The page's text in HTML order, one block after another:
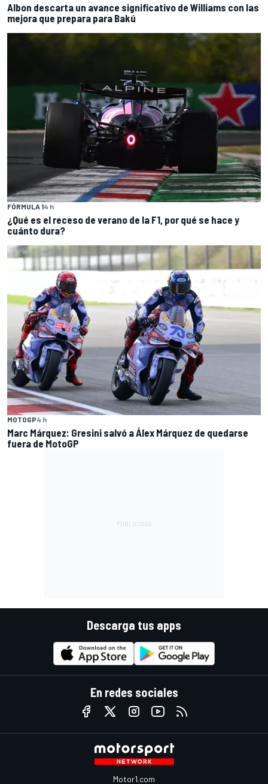
Albon descarta un avance significativo de Williams con las
mejora que prepara para Bakú
FÓRMULA 14 h
¿Qué es el receso de verano de la F1, por qué se hace y
cuánto dura?
MOTOGP4 h
Marc Márquez: Gresini salvó a Álex Márquez de quedarse
fuera de MotoGP
Descarga tus apps
En redes sociales
Motor1.com